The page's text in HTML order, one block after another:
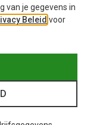
van je gegevens in
Beleid voor